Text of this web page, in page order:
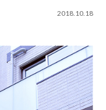
2018.10.18